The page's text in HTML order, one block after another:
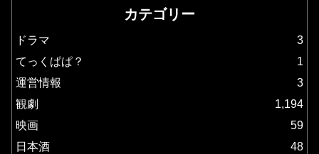
カテゴリー
ドラマ
3
てっくぱぱ？
1
運営情報
3
観劇
1,194
映画
59
日本酒
48